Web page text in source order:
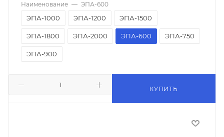
КУПИТЬ
Наименование — ЭПА-600
ЭПА-1000 ЭПА-1200 ЭПА-1500
ЭПА-1800 ЭПА-2000 ЭПА-600 ЭПА-750
ЭПА-900